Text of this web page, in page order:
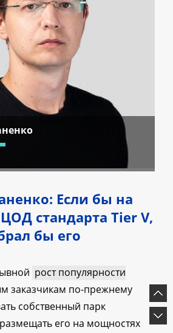
Если бы на
стандарта Tier V,
бы его
рост популярности
заказчикам по-прежнему
собственный парк
его на мощностях